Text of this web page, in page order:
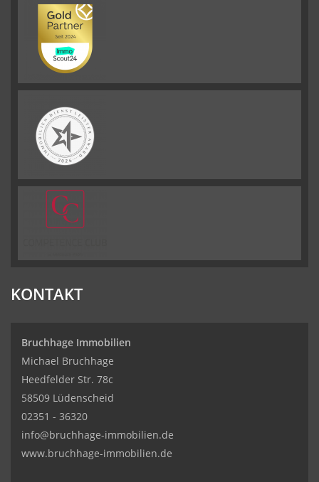
KONTAKT
Bruchhage Immobilien
Michael Bruchhage
Heedfelder Str. 78c
58509 Lüdenscheid
02351 - 36320
info@bruchhage-immobilien.de
www.bruchhage-immobilien.de